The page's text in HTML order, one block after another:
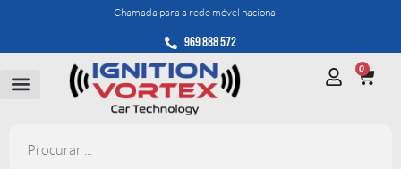
Chamada para a rede móvel nacional
969 888 572
0